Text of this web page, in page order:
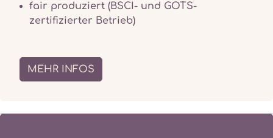
fair produziert (BSCI- und GOTS-
zertifizierter Betrieb)
MEHR INFOS